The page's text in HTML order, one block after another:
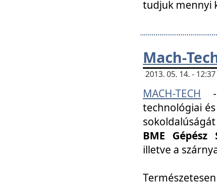
tudjuk mennyi
Mach-
2013. 05. 14. -
MACH-TECH
technológiai
BME
illetve a